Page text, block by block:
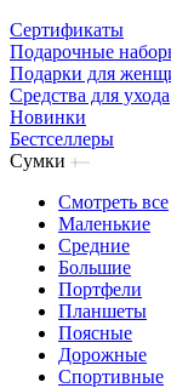
Сертификаты
Подарочные
Подарки для
Средства для ухода
Новинки
Бестселлеры
Сумки
Смотреть все
Маленькие
Средние
Большие
Портфели
Планшеты
Поясные
Дорожные
Спортивные